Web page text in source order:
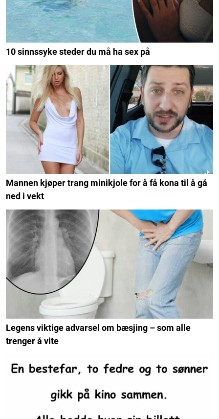
10 sinnssyke steder du må ha sex på
Mannen kjøper trang minikjole for å få kona til å gå
ned i vekt
Legens viktige advarsel om bæsjing – som alle
trenger å vite